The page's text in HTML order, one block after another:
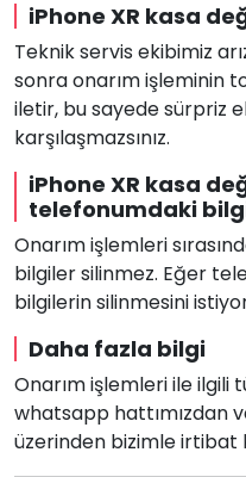
iPhone XR kasa
Teknik servis ekibimiz
sonra onarım işleminin
iletir, bu sayede sürpriz
karşılaşmazsınız.
iPhone XR kasa
telefonumdaki
Onarım işlemleri
bilgiler silinmez. Eğer
bilgilerin silinmesini
Daha fazla bilgi
Onarım işlemleri ile ilgili
whatsapp hattımızdan
üzerinden bizimle irtibat